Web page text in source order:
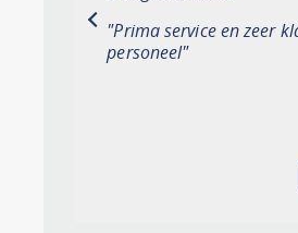
"Prima service en zeer
personeel"
previous